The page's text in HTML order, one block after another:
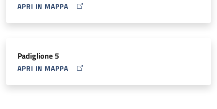
APRI IN MAPPA
MAP ICON
Padiglione 5
APRI IN MAPPA
MAP ICON